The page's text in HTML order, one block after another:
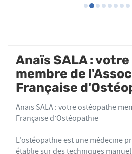
Anaïs SALA :
membre de
Française
Anaïs SALA : votre ostéopathe
Française d’Ostéopathie
L'ostéopathie est une médecine
établie sur des techniques